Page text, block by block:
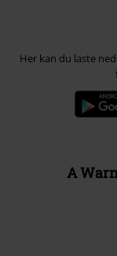
Her kan du laste
A